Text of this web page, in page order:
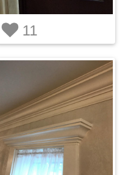
11